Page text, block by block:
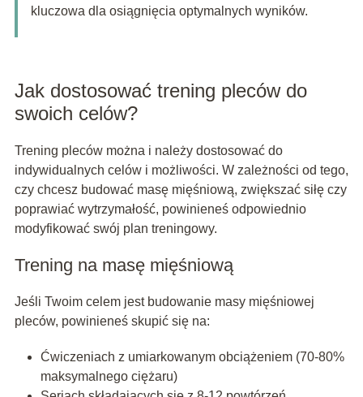
kluczowa dla osiągnięcia optymalnych wyników.
Jak dostosować trening pleców do
swoich celów?
Trening pleców można i należy dostosować do
indywidualnych celów i możliwości. W zależności od tego,
czy chcesz budować masę mięśniową, zwiększać siłę czy
poprawiać wytrzymałość, powinieneś odpowiednio
modyfikować swój plan treningowy.
Trening na masę mięśniową
Jeśli Twoim celem jest budowanie masy mięśniowej
pleców, powinieneś skupić się na:
Ćwiczeniach z umiarkowanym obciążeniem (70-80%
maksymalnego ciężaru)